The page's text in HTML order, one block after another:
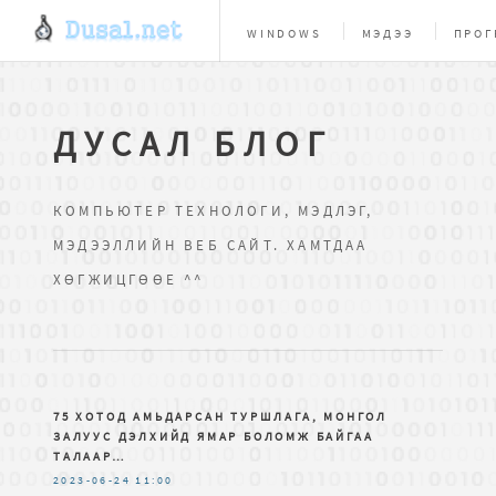
WINDOWS МЭДЭЭ
ДУСАЛ БЛОГ
КОМПЬЮТЕР ТЕХНОЛОГИ, МЭДЛЭГ,
МЭДЭЭЛЛИЙН ВЕБ САЙТ. ХАМТДАА
ХӨГЖИЦГӨӨЕ ^^
75 ХОТОД АМЬДАРСАН ТУРШЛАГА, МОНГОЛ
ЗАЛУУС ДЭЛХИЙД ЯМАР БОЛОМЖ БАЙГАА
ТАЛААР…
2023-06-24 11:00